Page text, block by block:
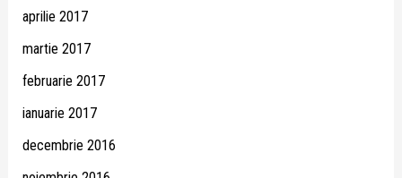
aprilie 2017
martie 2017
februarie 2017
ianuarie 2017
decembrie 2016